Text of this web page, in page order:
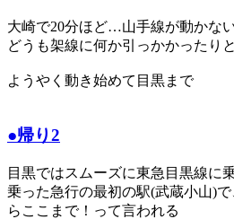
大崎で20分ほど…山手線が動かな
どうも架線に何か引っかかったり
ようやく動き始めて目黒まで
●帰り2
目黒ではスムーズに東急目黒線に
乗った急行の最初の駅(武蔵小山)
らここまで！って言われる